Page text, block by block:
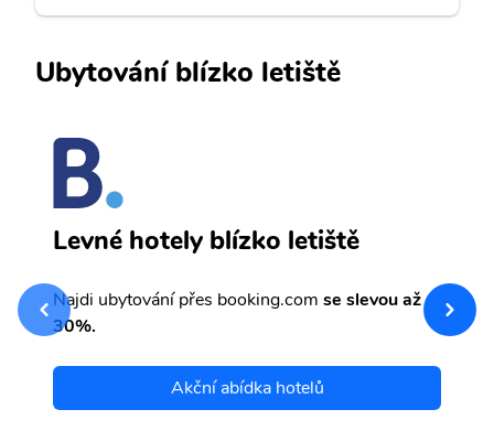
Ubytování blízko letiště
Levné hotely blízko letiště
Najdi ubytování přes booking.com se slevou až
30%.
Akční abídka hotelů